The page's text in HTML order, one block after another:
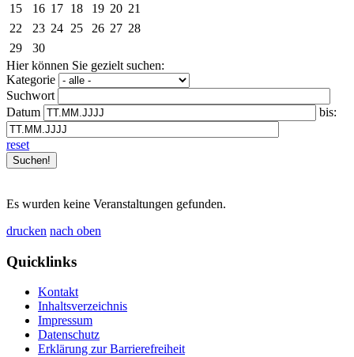
15
16 17 18 19 20 21
22
23 24 25 26 27 28
29
30
Hier können Sie gezielt suchen:
Kategorie
Suchwort
Datum
bis:
reset
Es wurden keine Veranstaltungen gefunden.
drucken nach oben
Quicklinks
Kontakt
Inhaltsverzeichnis
Impressum
Datenschutz
Erklärung zur Barrierefreiheit